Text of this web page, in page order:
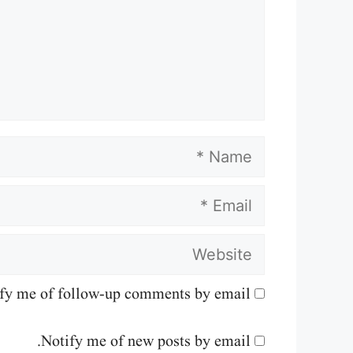
Email
Website
me of follow-up comments by email.
Notify me of new posts by email.